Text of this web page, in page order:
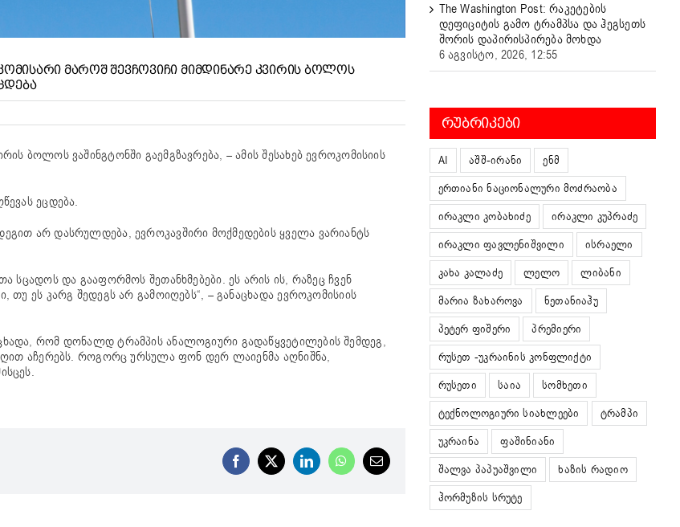
ᲛᲐᲠᲝᲨ ᲨᲔᲕᲩᲝᲕᲘᲩᲘ ᲛᲘᲛᲓᲘᲜᲐᲠᲔ ᲙᲕᲘᲠᲘᲡ ᲑᲝᲚᲝᲡ
ბოლოს ვაშინგტონში გაემგზავრება, – ამის შესახებ ევროკომისიის
ეცდება.
არ დასრულდება, ევროკავშირი მოქმედების ყველა ვარიანტს
სცადოს და გააფორმოს შეთანხმებები. ეს არის ის, რაზეც ჩვენ
ეს კარგ შედეგს არ გამოიღებს“, – განაცხადა ევროკომისიის
რომ დონალდ ტრამპის ანალოგიური გადაწყვეტილების შემდეგ,
აჩერებს. როგორც ურსულა ფონ დერ ლაიენმა აღნიშნა,
Facebook
X LinkedInWhatsApp
Email
The Washington Post: რაკეტების
დეფიციტის გამო ტრამპსა და ჰეგსეთს
შორის დაპირისპირება მოხდა
6 აგვისტო, 2026, 12:55
ᲠᲣᲑᲠᲘᲙᲔᲑᲘ
AI აშშ-ირანი
ენმ
ერთიანი ნაციონალური მოძრაობა
ირაკლი კობახიძე
ირაკლი კუპრაძე
ირაკლი ფავლენიშვილი
ისრაელი
კახა კალაძე
ლელო
ლიბანი
მარია ზახაროვა
ნეთანიაჰუ
პეტერ ფიშერი
პრემიერი
რუსეთ -უკრაინის კონფლიქტი
რუსეთი
საია
სომხეთი
ტექნოლოგიური სიახლეები
ტრამპი
უკრაინა
ფაშინიანი
შალვა პაპუაშვილი
ხაზის რადიო
ჰორმუზის სრუტე